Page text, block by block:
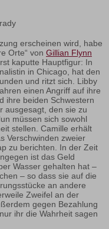
erscheinen wird, habe
Orte“ von Gillian Flynn
kaputte Hauptfigur: In
in Chicago, hat den
und ritzt sich. Libby
einen Angriff auf ihre
ihre beiden Schwestern
ausgesagt, den sie zu
müssen sich sowohl
stellen. Camille erhält
Verschwinden zweier
zu berichten. In der Zeit
ist das Geld
Wasser gehalten hat –
– so dass sie auf die
an andere
Zweifel an der
gegen Bezahlung
ihr die Wahrheit sagen